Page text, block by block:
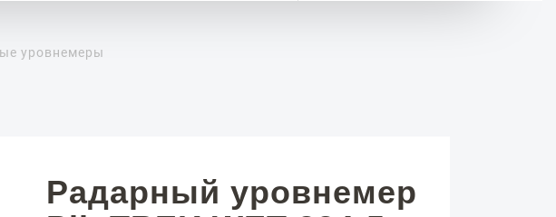
уровнемеры
Радарный уровнемер